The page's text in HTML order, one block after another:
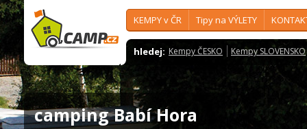
KEMPY v ČR Tipy na VÝLETY
hledej: Kempy ČESKO Kempy SLOVENSKO
camping Babí Hora